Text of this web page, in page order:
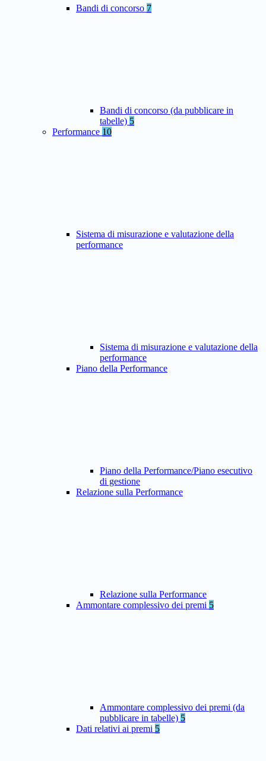
Bandi di concorso 7
Bandi di concorso (da pubblicare in
tabelle) 5
Performance 10
Sistema di misurazione e valutazione della
performance
Sistema di misurazione e valutazione della
performance
Piano della Performance
Piano della Performance/Piano esecutivo
di gestione
Relazione sulla Performance
Relazione sulla Performance
Ammontare complessivo dei premi 5
Ammontare complessivo dei premi (da
pubblicare in tabelle) 5
Dati relativi ai premi 5